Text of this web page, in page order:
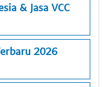
& Jasa VCC
2026